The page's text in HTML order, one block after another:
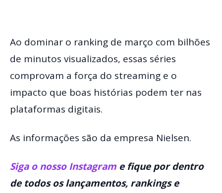
Ao dominar o ranking de março com bilhões
de minutos visualizados, essas séries
comprovam a força do streaming e o
impacto que boas histórias podem ter nas
plataformas digitais.
As informações são da empresa Nielsen.
Siga o nosso Instagram e fique por dentro
de todos os lançamentos, rankings e